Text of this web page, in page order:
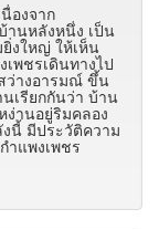
องจาก
านหลังหนึ่ง เป็น
งใหญ่ ให้เห็น
เพชรเดินทางไป
ว่างอารมณ์ ขึ้น
เรียกกันว่า บ้าน
ง่านอยู่ริมคลอง
นี้ มีประวัติความ
ำแพงเพชร